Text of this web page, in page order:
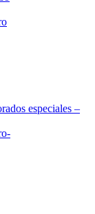
especiales –